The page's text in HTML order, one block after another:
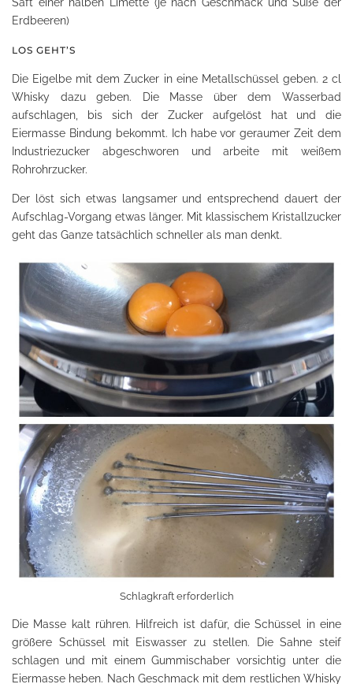
Erdbeeren)
LOS GEHT’S
Die Eigelbe mit dem Zucker in eine Metallschüssel geben. 2 cl
Whisky dazu geben. Die Masse über dem Wasserbad
aufschlagen, bis sich der Zucker aufgelöst hat und die
Eiermasse Bindung bekommt. Ich habe vor geraumer Zeit dem
Industriezucker abgeschworen und arbeite mit weißem
Rohrohrzucker.
Der löst sich etwas langsamer und entsprechend dauert der
Aufschlag-Vorgang etwas länger. Mit klassischem Kristallzucker
geht das Ganze tatsächlich schneller als man denkt.
Schlagkraft erforderlich
Die Masse kalt rühren. Hilfreich ist dafür, die Schüssel in eine
größere Schüssel mit Eiswasser zu stellen. Die Sahne steif
schlagen und mit einem Gummischaber vorsichtig unter die
Eiermasse heben. Nach Geschmack mit dem restlichen Whisky